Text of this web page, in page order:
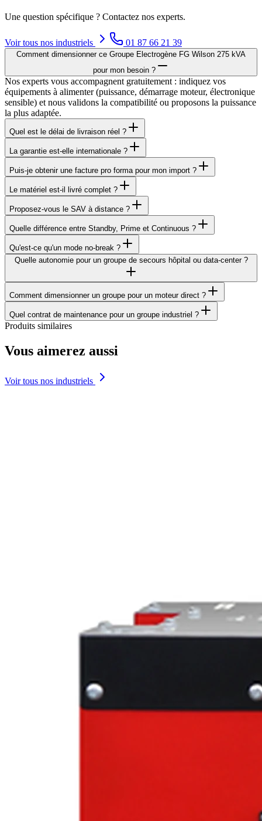
Une question spécifique ? Contactez nos experts.
Voir tous nos industriels 01 87 66 21 39
Comment dimensionner ce Groupe Electrogène FG Wilson 275 kVA
pour mon besoin ?
Nos experts vous accompagnent gratuitement : indiquez vos
équipements à alimenter (puissance, démarrage moteur, électronique
sensible) et nous validons la compatibilité ou proposons la puissance
la plus adaptée.
Quel est le délai de livraison réel ?
La garantie est-elle internationale ?
Puis-je obtenir une facture pro forma pour mon import ?
Le matériel est-il livré complet ?
Proposez-vous le SAV à distance ?
Quelle différence entre Standby, Prime et Continuous ?
Qu'est-ce qu'un mode no-break ?
Quelle autonomie pour un groupe de secours hôpital ou data-center ?
Comment dimensionner un groupe pour un moteur direct ?
Quel contrat de maintenance pour un groupe industriel ?
Produits similaires
Vous aimerez aussi
Voir tous nos industriels